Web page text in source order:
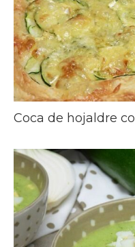
Coca de hojaldre